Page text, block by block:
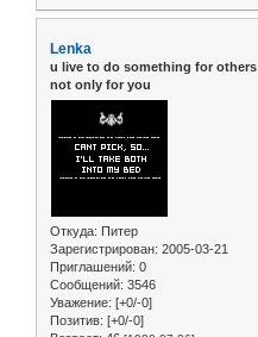
Lenka
u live to do something for others
not only for you
Откуда: Питер
Зарегистрирован: 2005-03-21
Приглашений: 0
Сообщений: 3546
Уважение: [+0/-0]
Позитив: [+0/-0]